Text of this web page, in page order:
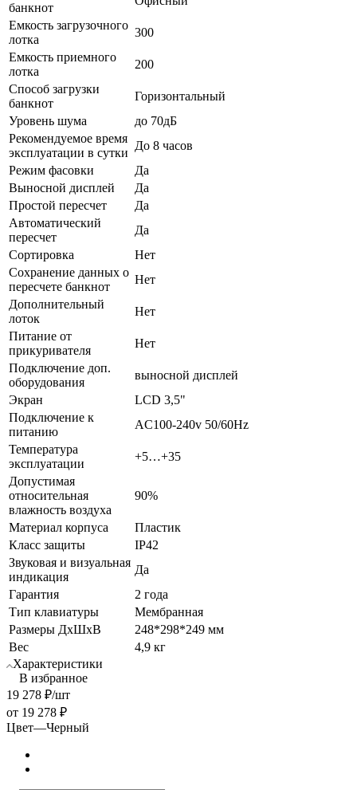
банкнот
Емкость загрузочного
лотка
300
Емкость приемного
лотка
200
Способ загрузки
банкнот
Горизонтальный
Уровень шума
до 70дБ
Рекомендуемое время
эксплуатации в сутки
До 8 часов
Режим фасовки
Да
Выносной дисплей
Да
Простой пересчет
Да
Автоматический
пересчет
Да
Сортировка
Нет
Сохранение данных о
пересчете банкнот
Нет
Дополнительный
лоток
Нет
Питание от
прикуривателя
Нет
Подключение доп.
оборудования
выносной дисплей
Экран
LCD 3,5"
Подключение к
питанию
AC100-240v 50/60Hz
Температура
эксплуатации
+5…+35
Допустимая
относительная
влажность воздуха
90%
Материал корпуса
Пластик
Класс защиты
IP42
Звуковая и визуальная
индикация
Да
Гарантия
2 года
Тип клавиатуры
Мембранная
Размеры ДхШхВ
248*298*249 мм
Вес
4,9 кг
Характеристики
В избранное
19 278 ₽/шт
от 19 278 ₽
Цвет—Черный